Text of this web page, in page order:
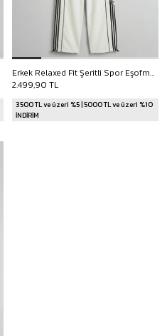
Erkek Relaxed Fit Şeritli Spor Eşofman Takımı Ekru
2.499,90 TL
3500 TL ve üzeri %5 | 5000 TL ve üzeri %10
İNDİRİM